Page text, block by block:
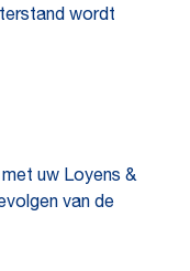
wordt
uw Loyens &
van de